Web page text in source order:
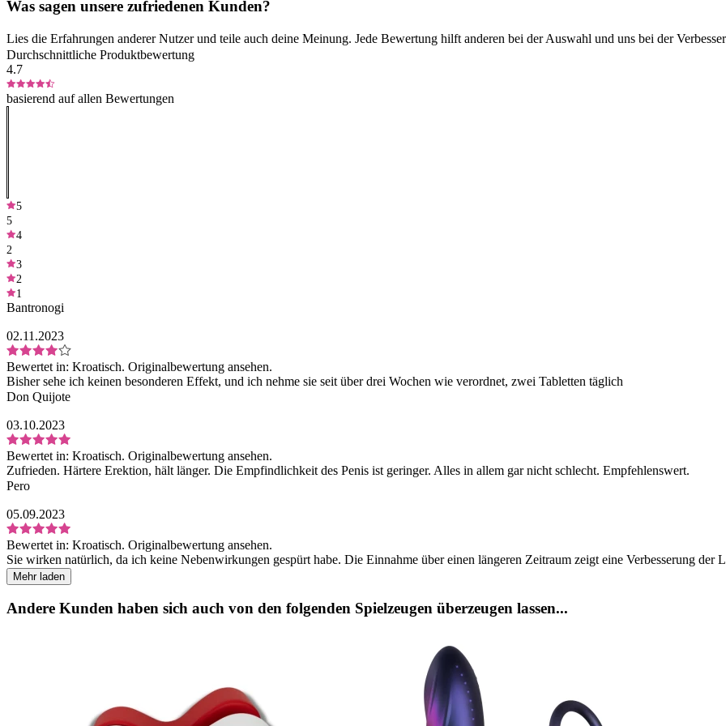
Was sagen unsere zufriedenen Kunden?
Lies die Erfahrungen anderer Nutzer und teile auch deine Meinung. Jede Bewertung hilft anderen bei der Auswahl und uns bei der
Durchschnittliche Produktbewertung
4.7
basierend auf allen Bewertungen
5
5
4
2
3
2
1
Bantronogi
02.11.2023
Bewertet in: Kroatisch. Originalbewertung ansehen.
Bisher sehe ich keinen besonderen Effekt, und ich nehme sie seit über drei Wochen wie verordnet, zwei Tabletten täglich
Don Quijote
03.10.2023
Bewertet in: Kroatisch. Originalbewertung ansehen.
Zufrieden. Härtere Erektion, hält länger. Die Empfindlichkeit des Penis ist geringer. Alles in allem gar nicht schlecht. Empfehlenswert.
Pero
05.09.2023
Bewertet in: Kroatisch. Originalbewertung ansehen.
Sie wirken natürlich, da ich keine Nebenwirkungen gespürt habe. Die Einnahme über einen längeren Zeitraum zeigt eine Verbesserung der
Mehr laden
Andere Kunden haben sich auch von den folgenden Spielzeugen überzeugen lassen...